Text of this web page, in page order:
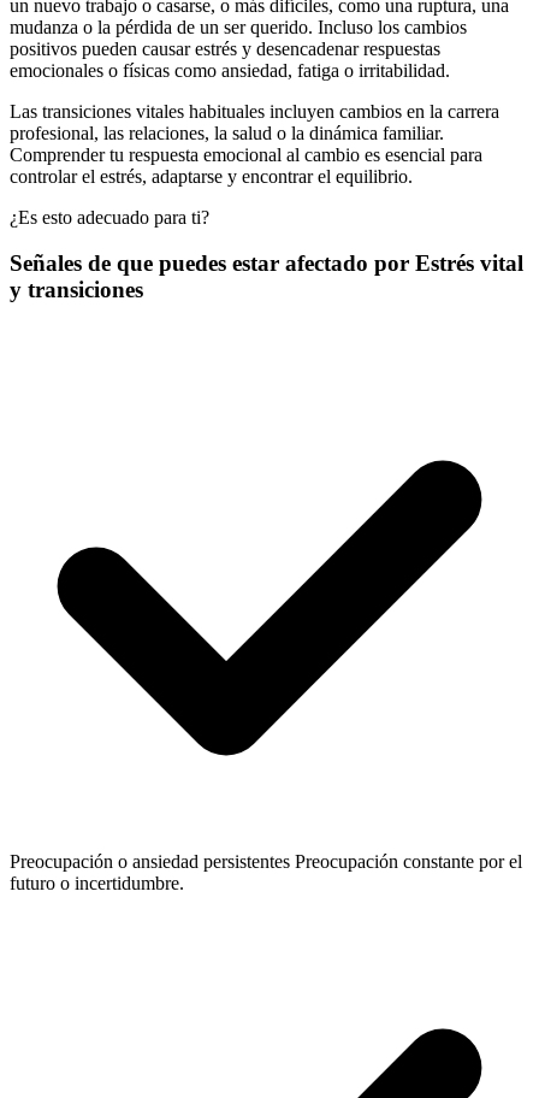
un nuevo trabajo o casarse, o más difíciles, como una ruptura, una
mudanza o la pérdida de un ser querido. Incluso los cambios
positivos pueden causar estrés y desencadenar respuestas
emocionales o físicas como ansiedad, fatiga o irritabilidad.
Las transiciones vitales habituales incluyen cambios en la carrera
profesional, las relaciones, la salud o la dinámica familiar.
Comprender tu respuesta emocional al cambio es esencial para
controlar el estrés, adaptarse y encontrar el equilibrio.
¿Es esto adecuado para ti?
Señales de que puedes estar afectado por Estrés vital
y transiciones
Preocupación o ansiedad persistentes Preocupación constante por el
futuro o incertidumbre.